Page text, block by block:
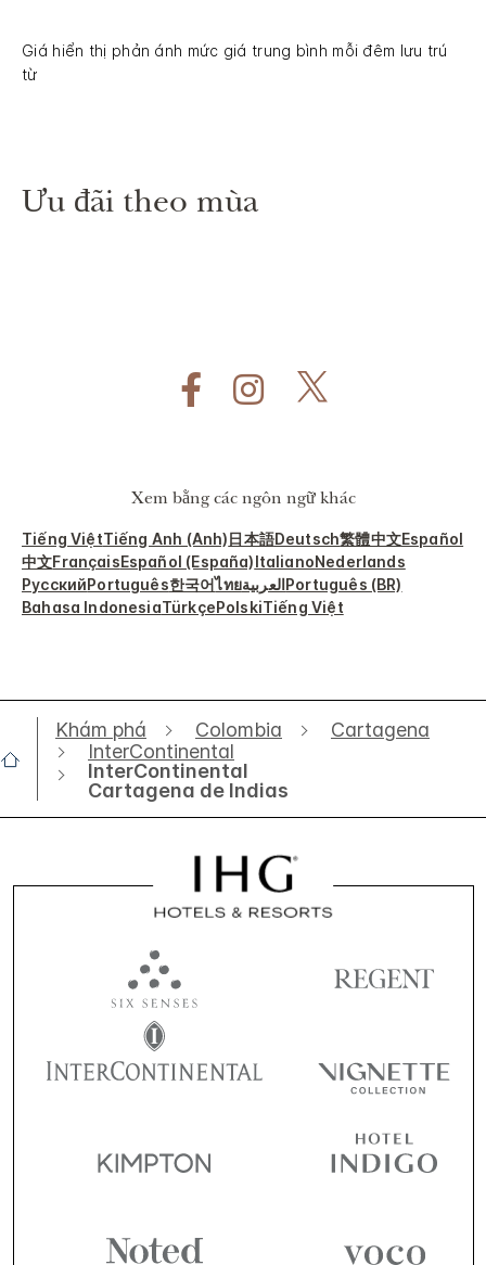
Giá hiển thị phản ánh mức giá trung bình mỗi đêm lưu trú
từ
Ưu đãi theo mùa
Xem bằng các ngôn ngữ khác
Tiếng ViệtTiếng Anh (Anh)日本語Deutsch繁體中文Español
中文FrançaisEspañol (España)ItalianoNederlands
РусскийPortuguês한국어ไทยالعربيةPortuguês (BR)
Bahasa IndonesiaTürkçePolskiTiếng Việt
Khám phá Colombia
Cartagena
InterContinental
InterContinental
Cartagena de Indias